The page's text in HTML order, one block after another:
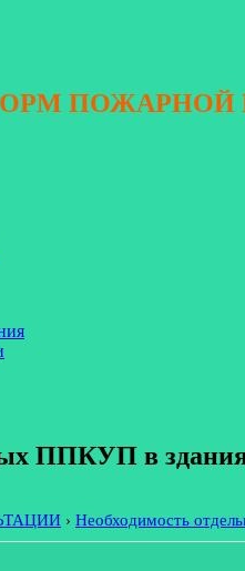
ПОЖАРНОЙ
ППКУП в
› Необходимость